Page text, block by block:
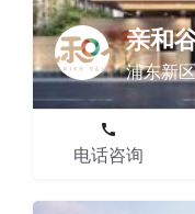
亲和
浦东新区
电话咨询